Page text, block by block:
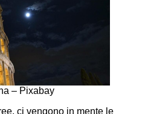
– Pixabay
ci vengono in mente le